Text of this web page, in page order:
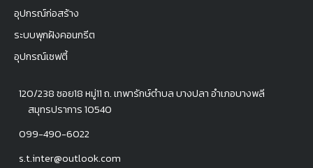
อุปกรณ์ก่อสร้าง
ระบบพุกฝังคอนกรีต
อุปกรณ์เซฟตี้
120/238 ซอย18 หมู่11 ถ. เทพารักษ์ตำบล บางปลา อำเภอบางพลี
สมุทรปราการ 10540
099-490-6022
s.t.inter@outlook.com